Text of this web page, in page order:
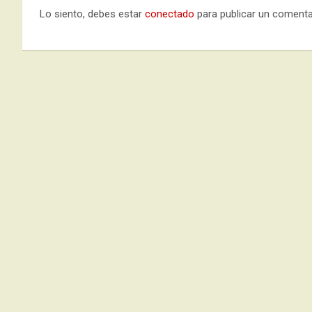
Lo siento, debes estar conectado para publicar un